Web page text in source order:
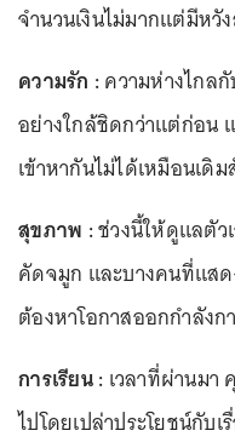
จำนวนเงินไม่มากแต่มีหวั
ความรัก :ความห่างไกล
อย่างใกล้ชิดกว่าแต่ก่อน
เข้าหากันไม่ได้เหมือนเดิ
สุขภาพ :ช่วงนี้ให้ดูแลตัว
คัดจมูก และบางคนที่แส
ต้องหาโอกาสออกกำลัง
การเรียน : เวลาที่ผ่านมา
ไปโดยเปล่าประโยชน์กับ